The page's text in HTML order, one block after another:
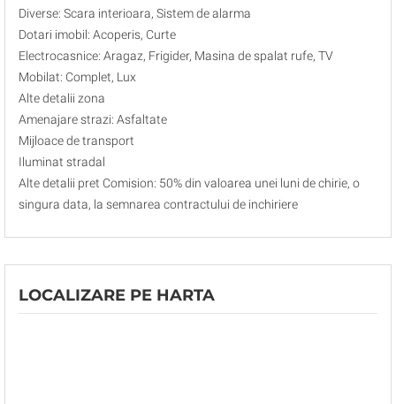
Diverse: Scara interioara, Sistem de alarma
Dotari imobil: Acoperis, Curte
Electrocasnice: Aragaz, Frigider, Masina de spalat rufe, TV
Mobilat: Complet, Lux
Alte detalii zona
Amenajare strazi: Asfaltate
Mijloace de transport
Iluminat stradal
Alte detalii pret Comision: 50% din valoarea unei luni de chirie, o
singura data, la semnarea contractului de inchiriere
LOCALIZARE PE HARTA